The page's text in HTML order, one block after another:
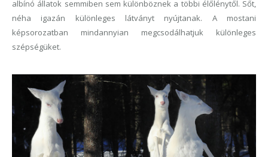
albínó állatok semmiben sem különböznek a többi élőlénytől. Sőt,
néha igazán különleges látványt nyújtanak. A mostani
képsorozatban mindannyian megcsodálhatjuk különleges
szépségüket.